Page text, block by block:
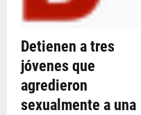
Detienen a tres
jóvenes que
agredieron
sexualmente a una